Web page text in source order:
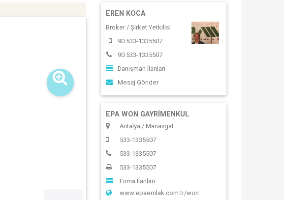
EREN KOCA
Broker / Şirket Yetkilisi
90 533-1335507
90 533-1335507
Danışman İlanları
Mesaj Gönder
EPA WON GAYRİMENKUL
Antalya / Manavgat
533-1335507
533-1335507
533-1335507
Firma İlanları
www.epaemlak.com.tr/won